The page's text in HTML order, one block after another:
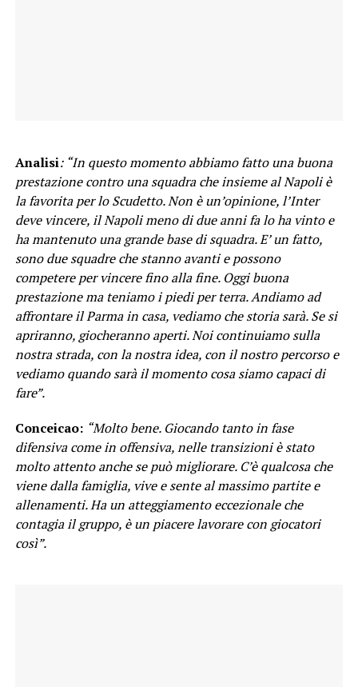
Analisi: “In questo momento abbiamo fatto una buona
prestazione contro una squadra che insieme al Napoli è
la favorita per lo Scudetto. Non è un’opinione, l’Inter
deve vincere, il Napoli meno di due anni fa lo ha vinto e
ha mantenuto una grande base di squadra. E’ un fatto,
sono due squadre che stanno avanti e possono
competere per vincere fino alla fine. Oggi buona
prestazione ma teniamo i piedi per terra. Andiamo ad
affrontare il Parma in casa, vediamo che storia sarà. Se si
apriranno, giocheranno aperti. Noi continuiamo sulla
nostra strada, con la nostra idea, con il nostro percorso e
vediamo quando sarà il momento cosa siamo capaci di
fare”.
Conceicao: “Molto bene. Giocando tanto in fase
difensiva come in offensiva, nelle transizioni è stato
molto attento anche se può migliorare. C’è qualcosa che
viene dalla famiglia, vive e sente al massimo partite e
allenamenti. Ha un atteggiamento eccezionale che
contagia il gruppo, è un piacere lavorare con giocatori
così”.